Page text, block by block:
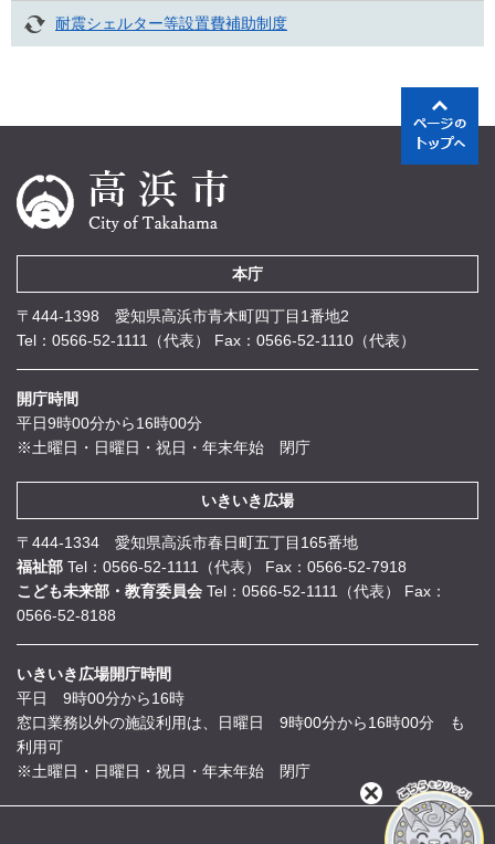
耐震シェルター等設置費補助制度
本庁
〒444-1398 愛知県高浜市青木町四丁目1番地2
Tel：0566-52-1111（代表）
Fax：0566-52-1110（代表）
開庁時間
平日9時00分から16時00分
※土曜日・日曜日・祝日・年末年始 閉庁
いきいき広場
〒444-1334 愛知県高浜市春日町五丁目165番地
福祉部 Tel：0566-52-1111（代表）
Fax：0566-52-7918
こども未来部・教育委員会 Tel：0566-52-1111（代表）
Fax：
0566-52-8188
いきいき広場開庁時間
平日 9時00分から16時
窓口業務以外の施設利用は、日曜日 9時00分から16時00分 も
利用可
※土曜日・日曜日・祝日・年末年始 閉庁
閉